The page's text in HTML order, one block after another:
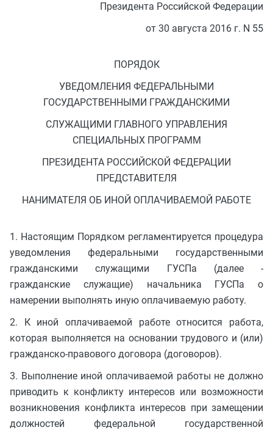
Президента Российской Федерации
от 30 августа 2016 г. N 55
ПОРЯДОК
УВЕДОМЛЕНИЯ ФЕДЕРАЛЬНЫМИ
ГОСУДАРСТВЕННЫМИ ГРАЖДАНСКИМИ
СЛУЖАЩИМИ ГЛАВНОГО УПРАВЛЕНИЯ
СПЕЦИАЛЬНЫХ ПРОГРАММ
ПРЕЗИДЕНТА РОССИЙСКОЙ ФЕДЕРАЦИИ
ПРЕДСТАВИТЕЛЯ
НАНИМАТЕЛЯ ОБ ИНОЙ ОПЛАЧИВАЕМОЙ РАБОТЕ
1. Настоящим Порядком регламентируется процедура
уведомления федеральными государственными
гражданскими служащими ГУСПа (далее -
гражданские служащие) начальника ГУСПа о
намерении выполнять иную оплачиваемую работу.
2. К иной оплачиваемой работе относится работа,
которая выполняется на основании трудового и (или)
гражданско-правового договора (договоров).
3. Выполнение иной оплачиваемой работы не должно
приводить к конфликту интересов или возможности
возникновения конфликта интересов при замещении
должностей федеральной государственной